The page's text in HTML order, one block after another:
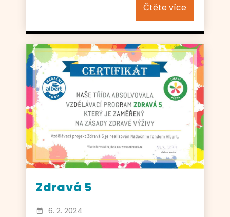
Čtěte více
Zdravá 5
6. 2. 2024